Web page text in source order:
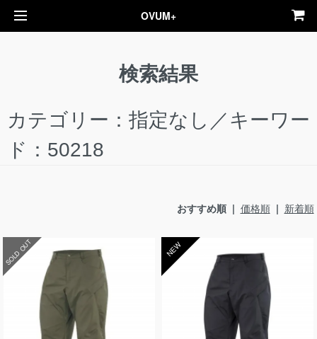
OVUM+
検索結果
カテゴリー：指定なし／キーワー
ド：50218
おすすめ順 | 価格順| 新着順
SOLD OUT NEW